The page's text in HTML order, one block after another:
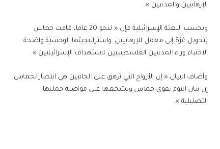
الإرهابيين والمدنيين ».
وبحسب البعثة الإسرائيلية فإن « لنحو 20 عاما، قامت حماس
بتحويل غزة إلى معقل للإرهابيين. واستراتيجيتها الوحشية واضحة:
الاختباء وراء المدنيين الفلسطينيين لاستهداف الإسرائيليين ».
وأضاف البيان « إن الأرواح التي تزهق على الجانبين هي انتصار لحماس.
إن بيان اليوم يقوي حماس ويشجعها على مواصلة حملتها
التضليلية ».